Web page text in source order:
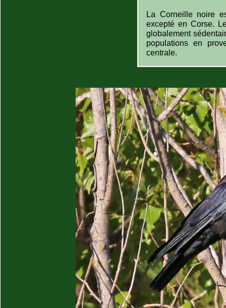
La Corneille noire
excepté en Corse.
globalement
populations en
centrale.